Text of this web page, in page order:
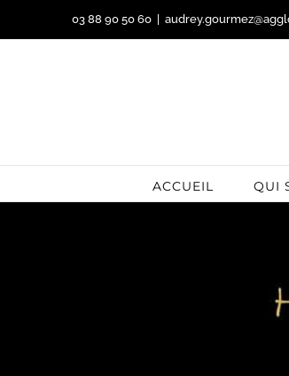
au
03 88 90 50 60
ACCUEIL QUI